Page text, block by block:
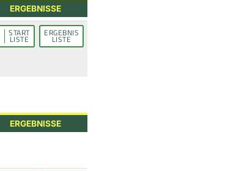
ERGEBNISSE
START
LISTE
ERGEBNIS
LISTE
ERGEBNISSE